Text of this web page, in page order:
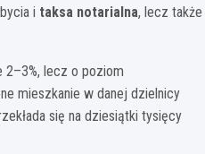
i taksa notarialna, lecz także
2–3%, lecz o poziom
mieszkanie w danej dzielnicy
się na dziesiątki tysięcy